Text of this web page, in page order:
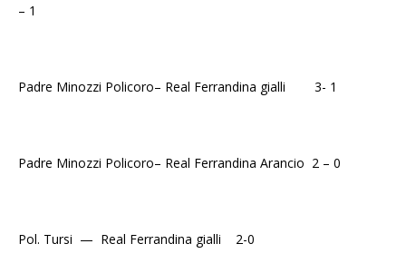
– 1
Padre Minozzi Policoro– Real Ferrandina gialli 3- 1
Padre Minozzi Policoro– Real Ferrandina Arancio 2 – 0
Pol. Tursi — Real Ferrandina gialli 2-0